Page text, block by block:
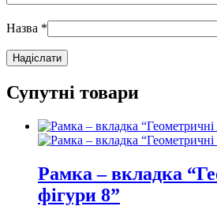
Назва *
Супутні товари
Рамка – вкладка
фігури 8”